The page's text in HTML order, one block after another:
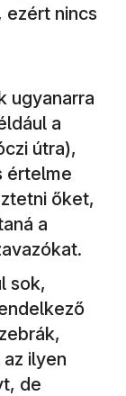
ezért nincs
ugyanarra
a
útra),
értelme
őket,
a
sok,
ilyen
de